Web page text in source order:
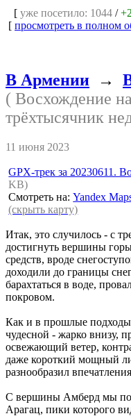
[ уже посетило: 1044 /+2
[ просмотреть в полном
В Армении →
( Восхождение
трёхтысячник
11 июня 2023
GPX-трек за 20230611.
KB)
Смотреть на:Yandex
(скрыть карту)
Итак, это случилось - с
достигнуть вершины
средств, вроде
доходили до границы
барахтаться в воде,
покровом.
Как и в прошлые подходы
чудесной - жарко внизу,
освежающий ветер,
даже короткий мощный
разнообразил
С вершины Амберд мы
Арагац, пики которого